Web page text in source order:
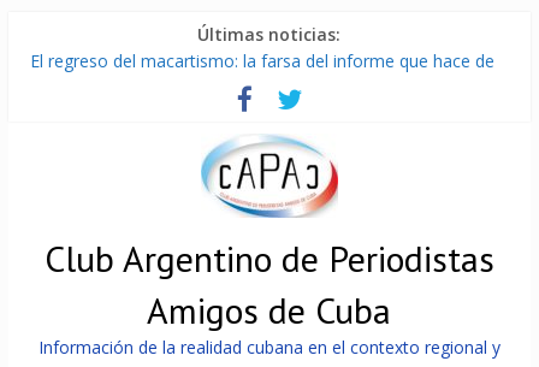
Últimas noticias:
El regreso del macartismo: la farsa del informe que hace de
Milei firmó memorándum con EE.UU sin informarlo
China presenta robots que pueden razonar, moverse y asistir
La Habana avanza en reconexión tras nuevo apagón
Más de 7 000 contenedores impedidos de llegar a Cuba
Club Argentino de Periodistas
Amigos de Cuba
Información de la realidad cubana en el contexto regional y